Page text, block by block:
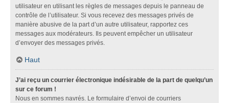
utilisateur en utilisant les règles de messages depuis le panneau de
contrôle de l’utilisateur. Si vous recevez des messages privés de
manière abusive de la part d’un autre utilisateur, rapportez ces
messages aux modérateurs. Ils peuvent empêcher un utilisateur
d’envoyer des messages privés.
Haut
J’ai reçu un courrier électronique indésirable de la part de quelqu’un
sur ce forum !
Nous en sommes navrés. Le formulaire d’envoi de courriers